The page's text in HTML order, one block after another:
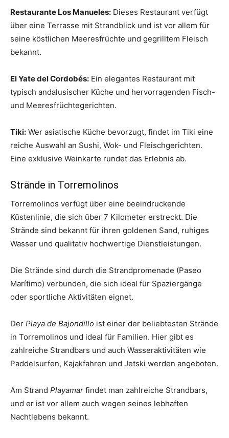
Restaurante Los Manueles: Dieses Restaurant verfügt
über eine Terrasse mit Strandblick und ist vor allem für
seine köstlichen Meeresfrüchte und gegrilltem Fleisch
bekannt.
El Yate del Cordobés: Ein elegantes Restaurant mit
typisch andalusischer Küche und hervorragenden Fisch-
und Meeresfrüchtegerichten.
Tiki: Wer asiatische Küche bevorzugt, findet im Tiki eine
reiche Auswahl an Sushi, Wok- und Fleischgerichten.
Eine exklusive Weinkarte rundet das Erlebnis ab.
Strände in Torremolinos
Torremolinos verfügt über eine beeindruckende
Küstenlinie, die sich über 7 Kilometer erstreckt. Die
Strände sind bekannt für ihren goldenen Sand, ruhiges
Wasser und qualitativ hochwertige Dienstleistungen.
Die Strände sind durch die Strandpromenade (Paseo
Marítimo) verbunden, die sich ideal für Spaziergänge
oder sportliche Aktivitäten eignet.
Der Playa de Bajondillo ist einer der beliebtesten Strände
in Torremolinos und ideal für Familien. Hier gibt es
zahlreiche Strandbars und auch Wasseraktivitäten wie
Paddelsurfen, Kajakfahren und Jetski werden angeboten.
Am Strand Playamar findet man zahlreiche Strandbars,
und er ist vor allem auch wegen seines lebhaften
Nachtlebens bekannt.